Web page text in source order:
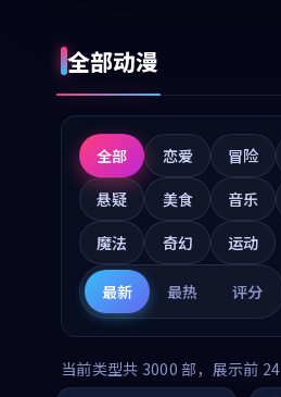
全部动漫
全部 恋爱 冒险
悬疑
美食 音乐
魔法
奇幻 运动
最新 最热 评分
当前类型共 3000 部，展示前 24
99:16